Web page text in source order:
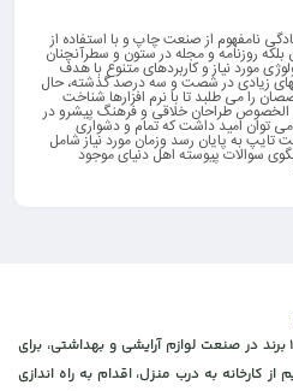
نامفهوم از صنعت چاپ و با استفاده از
روزنامه و مجله در ستون و سطرآنچنان
مورد نیاز و کاربردهای متنوع با هدف
زیادی در شصت و سه درصد گذشته، حال
را می طلبد تا با نرم افزارها شناخت
الخصوص طراحان خلاقی و فرهنگ پیشرو در
توان امید داشت که تمام و دشواری
تایپ به پایان رسد وزمان مورد نیاز شامل
سوالات پیوسته اهل دنیای موجود
شرکت اکسیر کادوس تولید کننده 11 برند در صنعت لوازم آرایشی و بهداشتی، برای
کارخانه به درب منزل، اقدام به راه اندازی